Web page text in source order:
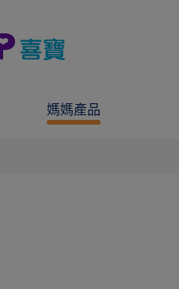
媽媽產品